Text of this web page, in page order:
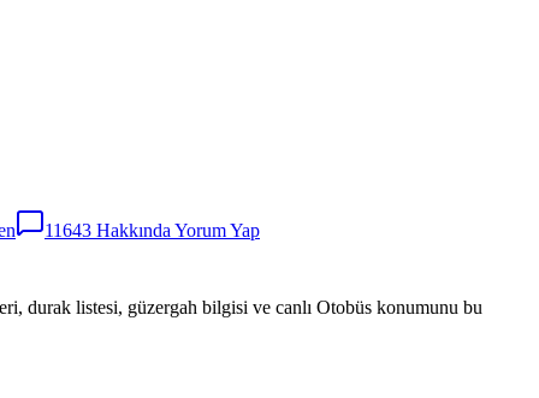
11643 Hakkında Yorum Yap
durak listesi, güzergah bilgisi ve canlı Otobüs konumunu bu